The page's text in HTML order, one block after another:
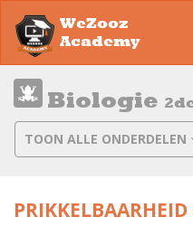
WeZooz
Academy
Biologie
TOON ALLE ONDERDELEN
PRIKKELBAARHEID